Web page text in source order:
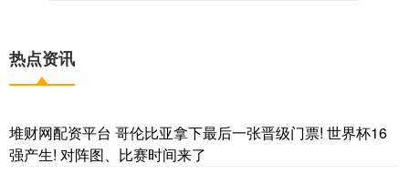
热点资讯
堆财网配资平台 哥伦比亚拿下最后一张晋级门票! 世界杯16
强产生! 对阵图、比赛时间来了